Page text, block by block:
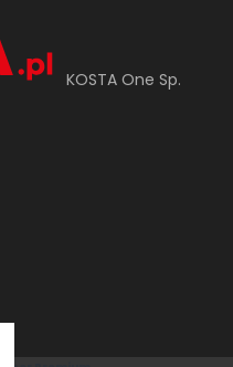
KOSTA One Sp.